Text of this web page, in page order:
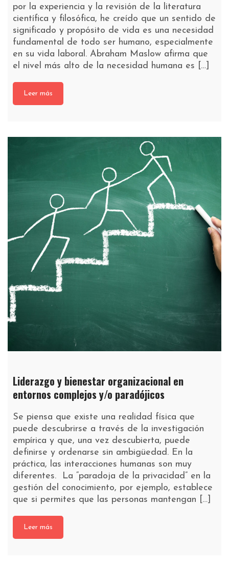
por la experiencia y la revisión de la literatura
científica y filosófica, he creído que un sentido de
significado y propósito de vida es una necesidad
fundamental de todo ser humano, especialmente
en su vida laboral. Abraham Maslow afirma que
el nivel más alto de la necesidad humana es […]
Leer más
Liderazgo y bienestar organizacional en
entornos complejos y/o paradójicos
Se piensa que existe una realidad física que
puede descubrirse a través de la investigación
empírica y que, una vez descubierta, puede
definirse y ordenarse sin ambigüedad. En la
práctica, las interacciones humanas son muy
diferentes. La “paradoja de la privacidad” en la
gestión del conocimiento, por ejemplo, establece
que si permites que las personas mantengan […]
Leer más